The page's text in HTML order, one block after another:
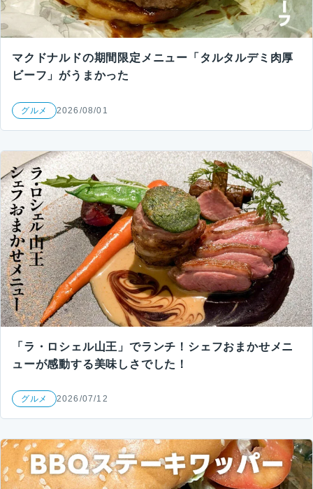
マクドナルドの期間限定メニュー「タルタルデミ肉厚
ビーフ」がうまかった
グルメ 2026/08/01
「ラ・ロシェル山王」でランチ！シェフおまかせメニ
ューが感動する美味しさでした！
グルメ 2026/07/12